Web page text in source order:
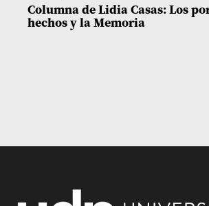
Columna de Lidia Casas: Los
hechos y la Memoria